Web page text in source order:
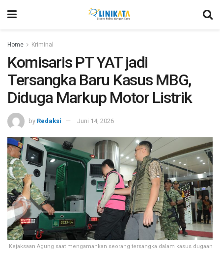
Home Kriminal
Komisaris PT YAT jadi
Tersangka Baru Kasus MBG,
Diduga Markup Motor Listrik
by Redaksi Juni 14, 2026
Kejaksaan Agung saat mengamankan seorang tersangka dalam kasus dugaan